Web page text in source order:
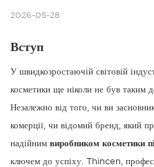
2026-05-28
Вступ
У швидкозростаючій світовій
косметики ще ніколи не був таким
Незалежно від того, чи ви
комерції, чи відомий бренд, який
надійним виробником косметики
ключем до успіху. Thincen,